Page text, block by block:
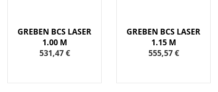
GREBEN BCS LASER
1.00 M
531,47 €
GREBEN BCS LASER
1.15 M
555,57 €